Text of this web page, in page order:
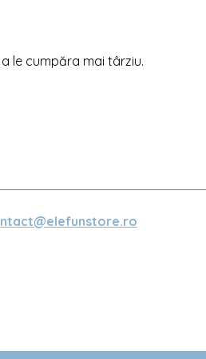
le cumpăra mai târziu.